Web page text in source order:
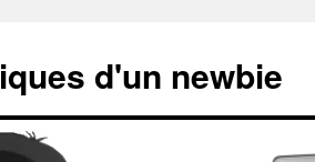
d'un newbie